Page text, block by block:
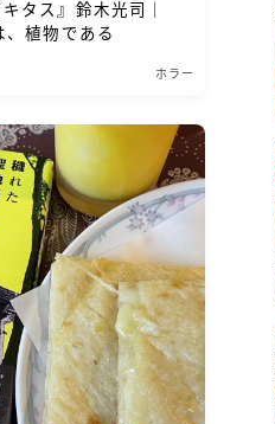
タス』鈴木光司｜
植物である
ホラー